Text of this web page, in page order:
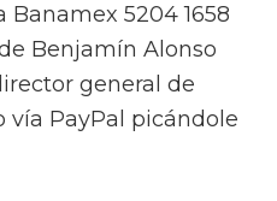
Banamex 5204 1658
Benjamín Alonso
general de
vía PayPal picándole